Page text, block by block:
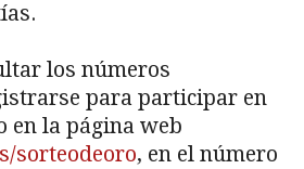
los números
para participar en
en la página web
sorteodeoro, en el número